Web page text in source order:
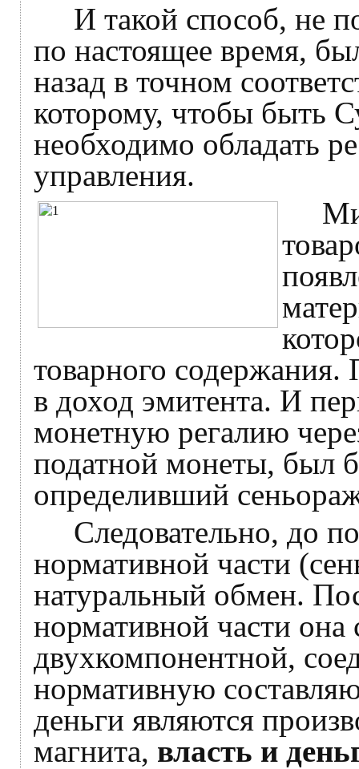
И такой способ, не
по настоящее время,
назад в точном
которому, чтобы быть
необходимо обладать
управления.
Мир
товарного
в доход эмитента. И
монетную регалию
податной монеты, был
определивший
Следовательно, до
нормативной части
натуральный обмен.
нормативной части она
двухкомпонентной,
нормативную
деньги являются
магнита, власть и